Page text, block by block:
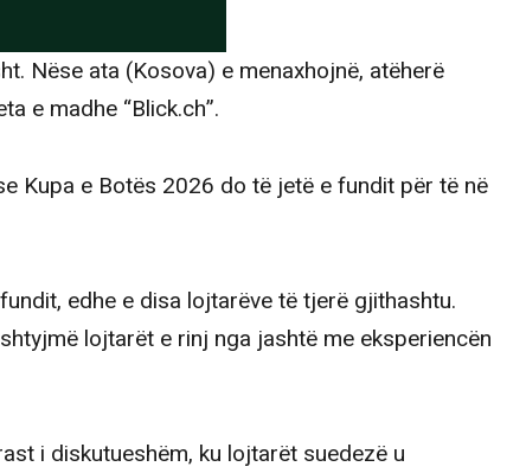
Nëse ata (Kosova) e menaxhojnë, atëherë
e madhe “Blick.ch”.
Kupa e Botës 2026 do të jetë e fundit për të në
edhe e disa lojtarëve të tjerë gjithashtu.
lojtarët e rinj nga jashtë me eksperiencën
i diskutueshëm, ku lojtarët suedezë u